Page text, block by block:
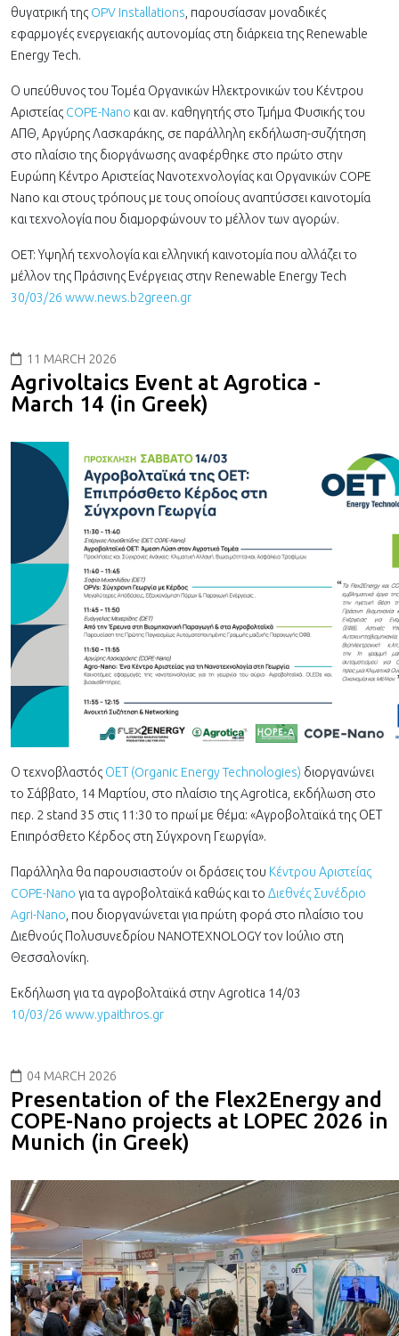
θυγατρική της OPV Installations , παρουσίασαν μοναδικές
εφαρμογές ενεργειακής αυτονομίας στη διάρκεια της Renewable
Energy Tech.
Ο υπεύθυνος του Τομέα Οργανικών Ηλεκτρονικών του Κέντρου
Αριστείας COPE-Nano και αν. καθηγητής στο Τμήμα Φυσικής του
ΑΠΘ, Αργύρης Λασκαράκης, σε παράλληλη εκδήλωση-συζήτηση
στο πλαίσιο της διοργάνωσης αναφέρθηκε στο πρώτο στην
Ευρώπη Κέντρο Αριστείας Νανοτεχνολογίας και Οργανικών COPE
Nano και στους τρόπους με τους οποίους αναπτύσσει καινοτομία
και τεχνολογία που διαμορφώνουν το μέλλον των αγορών.
OET: Υψηλή τεχνολογία και ελληνική καινοτομία που αλλάζει το
μέλλον της Πράσινης Ενέργειας στην Renewable Energy Tech
30/03/26 www.news.b2green.gr
11 MARCH 2026
Agrivoltaics Event at Agrotica -
March 14 (in Greek)
Ο τεχνοβλαστός ΟΕΤ (Organic Energy Technologies) διοργανώνει
το Σάββατο, 14 Μαρτίου, στο πλαίσιο της Agrotica, εκδήλωση στο
περ. 2 stand 35 στις 11:30 το πρωί με θέμα: «Αγροβολταϊκά της ΟΕΤ
Επιπρόσθετο Κέρδος στη Σύγχρονη Γεωργία».
Παράλληλα θα παρουσιαστούν οι δράσεις του Κέντρου Αριστείας
COPE-Nano για τα αγροβολταϊκά καθώς και το Διεθνές Συνέδριο
Agri-Nano, που διοργανώνεται για πρώτη φορά στο πλαίσιο του
Διεθνούς Πολυσυνεδρίου NANOTEXNOLOGY τον Ιούλιο στη
Θεσσαλονίκη.
Εκδήλωση για τα αγροβολταϊκά στην Agrotica 14/03
10/03/26 www.ypaithros.gr
04 MARCH 2026
Presentation of the Flex2Energy and
COPE-Nano projects at LOPEC 2026 in
Munich (in Greek)